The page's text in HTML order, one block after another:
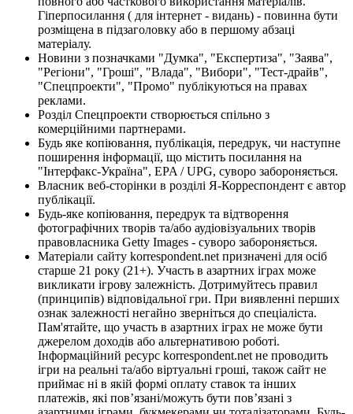
Гіперпосилання ( для інтернет - видань) - повинна бути
розміщена в підзаголовку або в першому абзаці
матеріалу.
Новини з позначками "Думка", "Експертиза", "Заява",
"Регіони", "Гроші", "Влада", "Вибори", "Тест-драйв",
"Спецпроекти", "Промо" публікуються на правах
реклами.
Розділ Спецпроекти створюється спільно з
комерційними партнерами.
Будь яке копіювання, публікація, передрук, чи наступне
поширення інформації, що містить посилання на
"Інтерфакс-Україна", EPA / UPG, суворо забороняється.
Власник веб-сторінки в розділі Я-Корреспондент є автор
публікації.
Будь-яке копіювання, передрук та відтворення
фотографічних творів та/або аудіовізуальних творів
правовласника Getty Images - суворо забороняється.
Матеріали сайту korrespondent.net призначені для осіб
старше 21 року (21+). Участь в азартних іграх може
викликати ігрову залежність. Дотримуйтесь правил
(принципів) відповідальної гри. При виявленні перших
ознак залежності негайно зверніться до спеціаліста.
Пам'ятайте, що участь в азартних іграх не може бути
джерелом доходів або альтернативою роботі.
Інформаційний ресурс korrespondent.net не проводить
ігри на реальні та/або віртуальні гроші, також сайт не
приймає ні в якій формі оплату ставок та інших
платежів, які пов’язані/можуть бути пов’язані з